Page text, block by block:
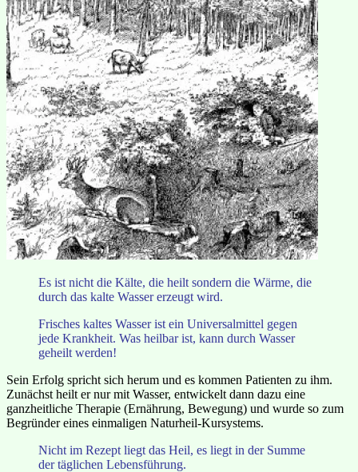
Es ist nicht die Kälte, die heilt sondern die Wärme, die
durch das kalte Wasser erzeugt wird.
Frisches kaltes Wasser ist ein Universalmittel gegen
jede Krankheit. Was heilbar ist, kann durch Wasser
geheilt werden!
Sein Erfolg spricht sich herum und es kommen Patienten zu ihm.
Zunächst heilt er nur mit Wasser, entwickelt dann dazu eine
ganzheitliche Therapie (Ernährung, Bewegung) und wurde so zum
Begründer eines einmaligen Naturheil-Kursystems.
Nicht im Rezept liegt das Heil, es liegt in der Summe
der täglichen Lebensführung.